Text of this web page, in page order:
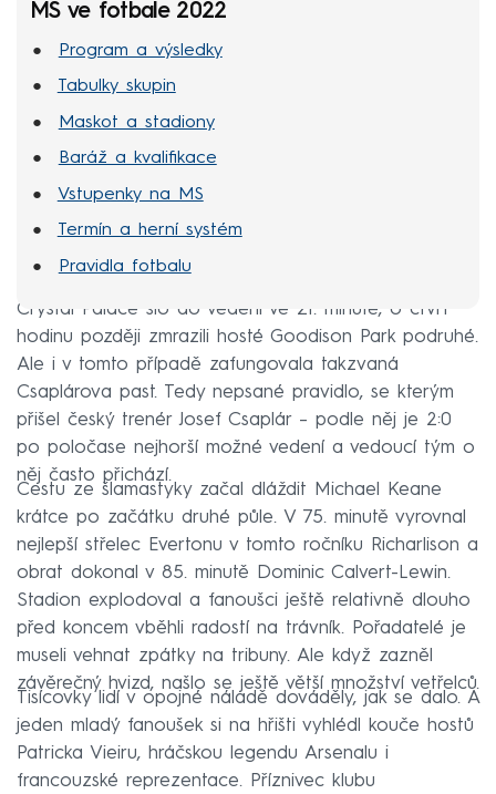
MS ve fotbale 2022
Program a výsledky
Tabulky skupin
Maskot a stadiony
Baráž a kvalifikace
Vstupenky na MS
Termín a herní systém
Pravidla fotbalu
Crystal Palace šlo do vedení ve 21. minutě, o čtvrt
hodinu později zmrazili hosté Goodison Park podruhé.
Ale i v tomto případě zafungovala takzvaná
Csaplárova past. Tedy nepsané pravidlo, se kterým
přišel český trenér Josef Csaplár – podle něj je 2:0
po poločase nejhorší možné vedení a vedoucí tým o
něj často přichází.
Cestu ze šlamastyky začal dláždit Michael Keane
krátce po začátku druhé půle. V 75. minutě vyrovnal
nejlepší střelec Evertonu v tomto ročníku Richarlison a
obrat dokonal v 85. minutě Dominic Calvert-Lewin.
Stadion explodoval a fanoušci ještě relativně dlouho
před koncem vběhli radostí na trávník. Pořadatelé je
museli vehnat zpátky na tribuny. Ale když zazněl
závěrečný hvizd, našlo se ještě větší množství vetřelců.
Tisícovky lidí v opojné náladě dováděly, jak se dalo. A
jeden mladý fanoušek si na hřišti vyhlédl kouče hostů
Patricka Vieiru, hráčskou legendu Arsenalu i
francouzské reprezentace. Příznivec klubu